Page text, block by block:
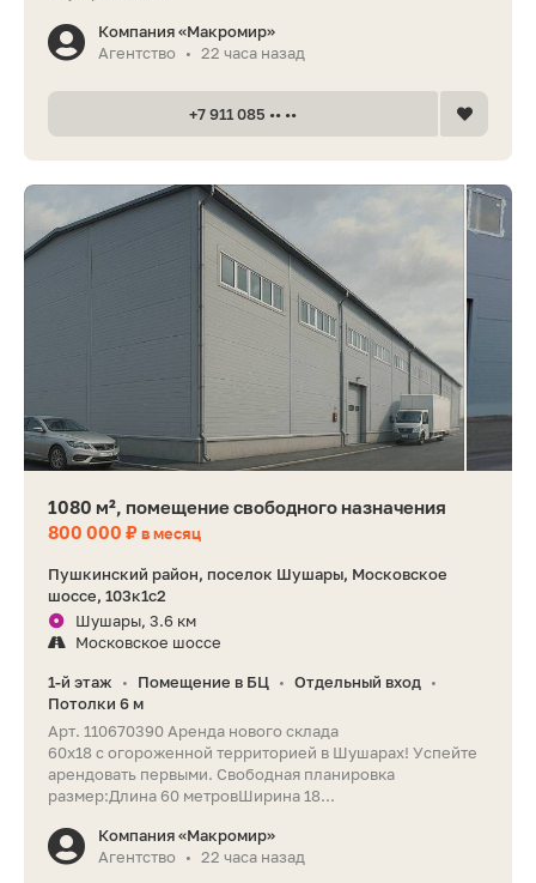
Компания «Макромир»
Агентство
• 22 часа назад
+7 911 085 •• ••
1080 м², помещение свободного назначения
800 000 ₽в месяц
Пушкинский район, поселок Шушары, Московское
шоссе, 103к1с2
Шушары, 3.6 км
Московское шоссе
1-й этаж • Помещение в БЦ • Отдельный вход •
Потолки 6 м
Арт. 110670390 Аренда нового склада
60х18 с огороженной территорией в Шушарах! Успейте
арендовать первыми. Свободная планировка
размер:Длина 60 метровШирина 18...
Компания «Макромир»
Агентство
• 22 часа назад